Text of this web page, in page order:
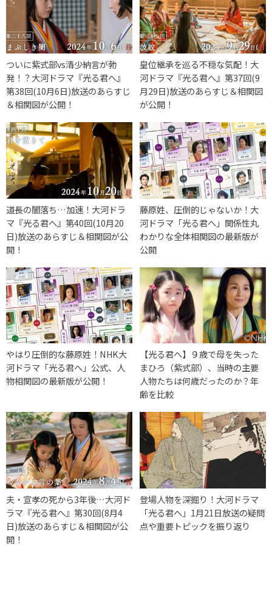
ついに紫式部vs清少納言が勃
発！？大河ドラマ『光る君へ』
第38回(10月6日)放送のあらすじ
＆相関図が公開！
皇位継承を巡る不穏な気配！大
河ドラマ『光る君へ』第37回(9
月29日)放送のあらすじ＆相関図
が公開！
道長の闇落ち…加速！大河ドラ
マ『光る君へ』第40回(10月20
日)放送のあらすじ＆相関図が公
開！
藤原姓、圧倒的じゃないか！大
河ドラマ「光る君へ」関係性丸
わかりな全体相関図の最新版が
公開
やはり圧倒的な藤原姓！NHK大
河ドラマ「光る君へ」公式、人
物相関図の最新版が公開！
【光る君へ】９歳で母を失った
まひろ（紫式部）、当時の主要
人物たちは何歳だったのか？年
齢を比較
夫・宣孝の死から3年後…大河ド
ラマ『光る君へ』第30回(8月4
日)放送のあらすじ＆相関図が公
開！
登場人物を深掘り！大河ドラマ
「光る君へ」1月21日放送の疑問
点や重要トピックを振り返り